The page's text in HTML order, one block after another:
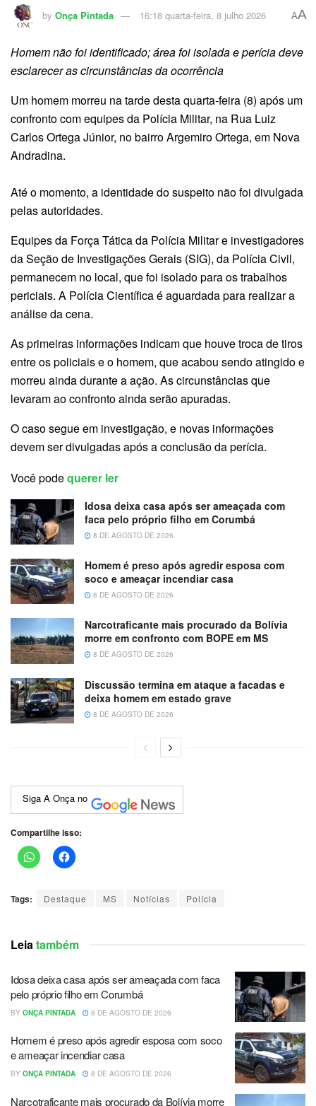
by Onça Pintada 16:18 quarta-feira, 8 julho 2026 AA
Homem não foi identificado; área foi isolada e perícia deve
esclarecer as circunstâncias da ocorrência
Um homem morreu na tarde desta quarta-feira (8) após um
confronto com equipes da Polícia Militar, na Rua Luiz
Carlos Ortega Júnior, no bairro Argemiro Ortega, em Nova
Andradina.
Até o momento, a identidade do suspeito não foi divulgada
pelas autoridades.
Equipes da Força Tática da Polícia Militar e investigadores
da Seção de Investigações Gerais (SIG), da Polícia Civil,
permanecem no local, que foi isolado para os trabalhos
periciais. A Polícia Científica é aguardada para realizar a
análise da cena.
As primeiras informações indicam que houve troca de tiros
entre os policiais e o homem, que acabou sendo atingido e
morreu ainda durante a ação. As circunstâncias que
levaram ao confronto ainda serão apuradas.
O caso segue em investigação, e novas informações
devem ser divulgadas após a conclusão da perícia.
Você podequerer ler
Idosa deixa casa após ser ameaçada com
faca pelo próprio filho em Corumbá
8 DE AGOSTO DE 2026
Homem é preso após agredir esposa com
soco e ameaçar incendiar casa
8 DE AGOSTO DE 2026
Narcotraficante mais procurado da Bolívia
morre em confronto com BOPE em MS
8 DE AGOSTO DE 2026
Discussão termina em ataque a facadas e
deixa homem em estado grave
8 DE AGOSTO DE 2026
Siga A Onça no
Compartilhe isso:
Tags: Destaque MS Notícias Polícia
Leia também
Idosa deixa casa após ser ameaçada com faca
pelo próprio filho em Corumbá
BY ONÇA PINTADA 8 DE AGOSTO DE 2026
Homem é preso após agredir esposa com soco
e ameaçar incendiar casa
BY ONÇA PINTADA 8 DE AGOSTO DE 2026
Narcotraficante mais procurado da Bolívia morre